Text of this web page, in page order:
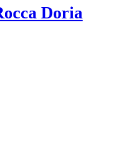
Doria